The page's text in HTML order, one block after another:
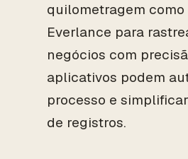
quilometragem como
Everlance para
negócios com
aplicativos podem
processo e
de registros.